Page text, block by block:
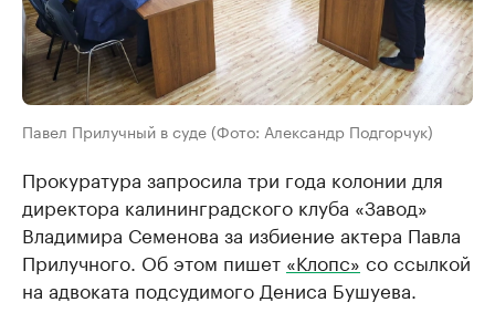
Павел Прилучный в суде (Фото: Александр Подгорчук)
Прокуратура запросила три года колонии для
директора калининградского клуба «Завод»
Владимира Семенова за избиение актера Павла
Прилучного. Об этом пишет «Клопс» со ссылкой
на адвоката подсудимого Дениса Бушуева.